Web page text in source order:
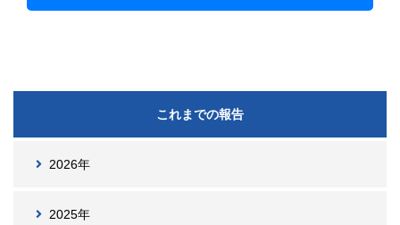
これまでの報告
2026年
2025年